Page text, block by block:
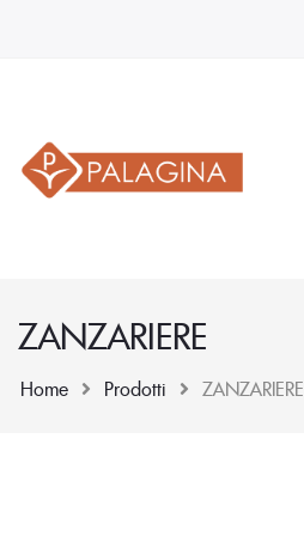
ZANZARIERE
Home Prodotti ZANZARIERE